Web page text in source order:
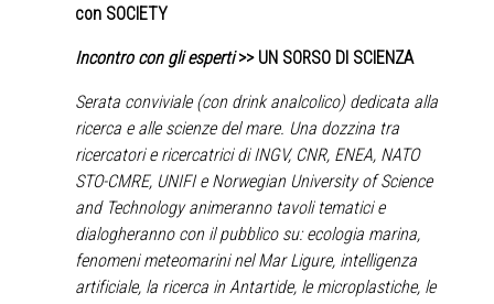
con SOCIETY
Incontro con gli esperti>> UN SORSO DI SCIENZA
Serata conviviale (con drink analcolico) dedicata alla
ricerca e alle scienze del mare. Una dozzina tra
ricercatori e ricercatrici di INGV, CNR, ENEA, NATO
STO-CMRE, UNIFI e Norwegian University of Science
and Technology animeranno tavoli tematici e
dialogheranno con il pubblico su: ecologia marina,
fenomeni meteomarini nel Mar Ligure, intelligenza
artificiale, la ricerca in Antartide, le microplastiche, le